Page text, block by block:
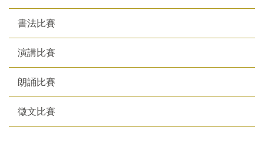
書法比賽
演講比賽
朗誦比賽
徵文比賽